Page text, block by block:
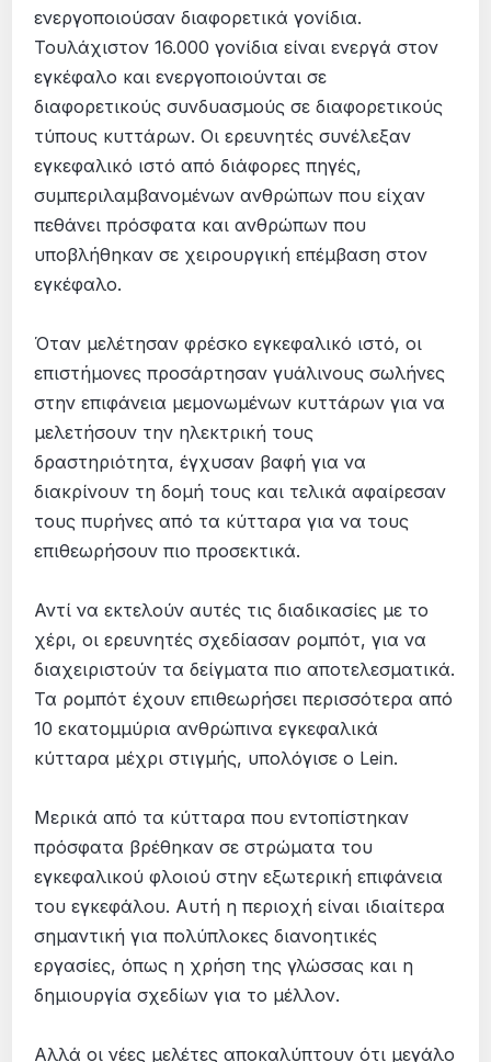
ενεργοποιούσαν διαφορετικά γονίδια.
Τουλάχιστον 16.000 γονίδια είναι ενεργά στον
εγκέφαλο και ενεργοποιούνται σε
διαφορετικούς συνδυασµούς σε διαφορετικούς
τύπους κυττάρων. Οι ερευνητές συνέλεξαν
εγκεφαλικό ιστό από διάφορες πηγές,
συµπεριλαµβανοµένων ανθρώπων που είχαν
πεθάνει πρόσφατα και ανθρώπων που
υποβλήθηκαν σε χειρουργική επέµβαση στον
εγκέφαλο.
Όταν µελέτησαν φρέσκο εγκεφαλικό ιστό, οι
επιστήµονες προσάρτησαν γυάλινους σωλήνες
στην επιφάνεια µεµονωµένων κυττάρων για να
µελετήσουν την ηλεκτρική τους
δραστηριότητα, έγχυσαν βαφή για να
διακρίνουν τη δοµή τους και τελικά αφαίρεσαν
τους πυρήνες από τα κύτταρα για να τους
επιθεωρήσουν πιο προσεκτικά.
Αντί να εκτελούν αυτές τις διαδικασίες µε το
χέρι, οι ερευνητές σχεδίασαν ροµπότ, για να
διαχειριστούν τα δείγµατα πιο αποτελεσµατικά.
Τα ροµπότ έχουν επιθεωρήσει περισσότερα από
10 εκατοµµύρια ανθρώπινα εγκεφαλικά
κύτταρα µέχρι στιγµής, υπολόγισε ο Lein.
Μερικά από τα κύτταρα που εντοπίστηκαν
πρόσφατα βρέθηκαν σε στρώµατα του
εγκεφαλικού φλοιού στην εξωτερική επιφάνεια
του εγκεφάλου. Αυτή η περιοχή είναι ιδιαίτερα
σηµαντική για πολύπλοκες διανοητικές
εργασίες, όπως η χρήση της γλώσσας και η
δηµιουργία σχεδίων για το µέλλον.
Αλλά οι νέες µελέτες αποκαλύπτουν ότι µεγάλο